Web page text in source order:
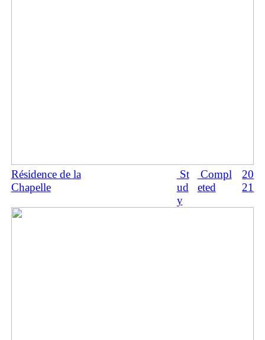
Résidence de la
Chapelle
St
ud
y
Compl
eted
20
21